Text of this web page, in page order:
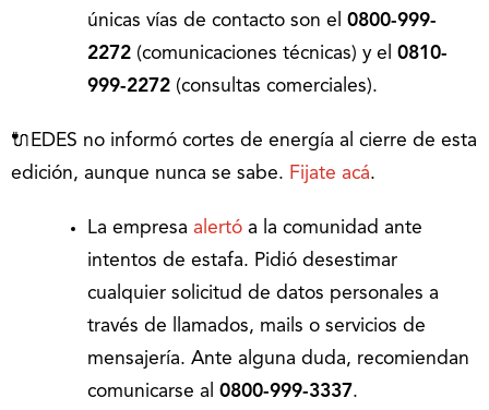
únicas vías de contacto son el 0800-999-
2272 (comunicaciones técnicas) y el 0810-
999-2272 (consultas comerciales).
🔌EDES no informó cortes de energía al cierre de esta
edición, aunque nunca se sabe. Fijate acá.
La empresa alertó a la comunidad ante
intentos de estafa. Pidió desestimar
cualquier solicitud de datos personales a
través de llamados, mails o servicios de
mensajería. Ante alguna duda, recomiendan
comunicarse al 0800-999-3337.